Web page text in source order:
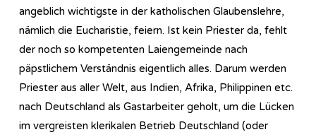
angeblich wichtigste in der katholischen Glaubenslehre,
nämlich die Eucharistie, feiern. Ist kein Priester da, fehlt
der noch so kompetenten Laiengemeinde nach
päpstlichem Verständnis eigentlich alles. Darum werden
Priester aus aller Welt, aus Indien, Afrika, Philippinen etc.
nach Deutschland als Gastarbeiter geholt, um die Lücken
im vergreisten klerikalen Betrieb Deutschland (oder